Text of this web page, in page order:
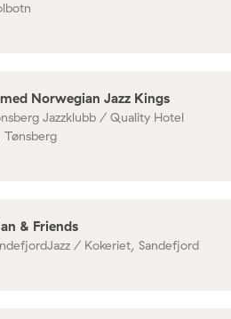
Norwegian Jazz Kings
Jazzklubb / Quality Hotel
Tønsberg
& Friends
/ Kokeriet, Sandefjord